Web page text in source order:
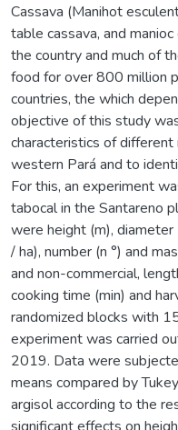
Cassava (Manihot
table cassava, and
the country and much of
food for over 800 million
countries, the which
objective of this study
characteristics of different
western Pará and to
For this, an experiment
tabocal in the Santareno
were height (m),
/ ha), number (n °) and
and non-commercial,
cooking time (min) and
randomized blocks with
experiment was carried
2019. Data were
means compared by
argisol according to the